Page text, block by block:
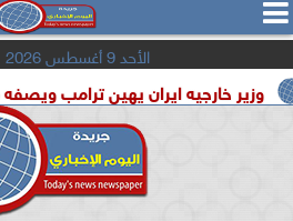
 
الأحد 9 أغسطس 2026
ايران يهين ترامب ويصفه مستحدث